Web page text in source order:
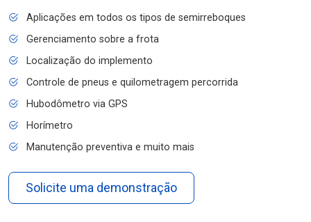
Aplicações em todos os tipos de semirreboques
Gerenciamento sobre a frota
Localização do implemento
Controle de pneus e quilometragem percorrida
Hubodômetro via GPS
Horímetro
Manutenção preventiva e muito mais
Solicite uma demonstração